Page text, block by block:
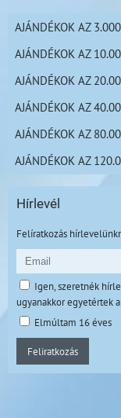
AJÁNDÉKOK AZ
AJÁNDÉKOK AZ
AJÁNDÉKOK AZ
AJÁNDÉKOK AZ
AJÁNDÉKOK AZ
AJÁNDÉKOK AZ
Hírlevél
Felíratkozás
Igen, szeretnék
ugyanakkor egyetértek
Elmúltam 16 éves
Feliratkozás